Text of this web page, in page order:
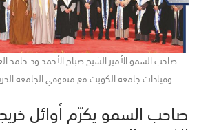
صاحب السمو الأمير الشيخ صباح الأحمد ود.حامد
وقيادات جامعة الكويت مع متفوقي الجامعة الخريجين
صاحب السمو يكرّم أوائل